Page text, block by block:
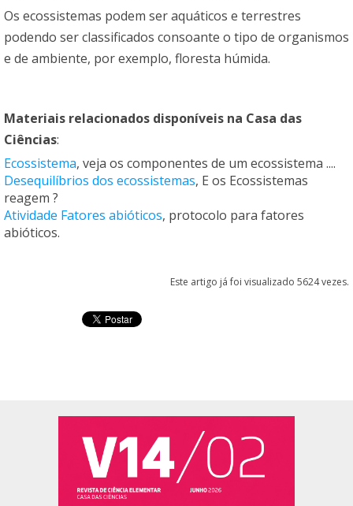
Os ecossistemas podem ser aquáticos e terrestres
podendo ser classificados consoante o tipo de organismos
e de ambiente, por exemplo, floresta húmida.
Materiais relacionados disponíveis na Casa das
Ciências:
Ecossistema, veja os componentes de um ecossistema ....
Desequilíbrios dos ecossistemas, E os Ecossistemas
reagem ?
Atividade Fatores abióticos, protocolo para fatores
abióticos.
Este artigo já foi visualizado 5624 vezes.